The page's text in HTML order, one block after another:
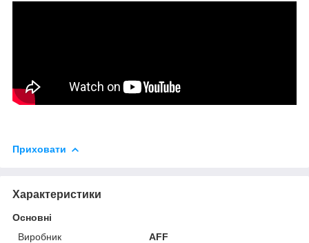
Приховати
Характеристики
Основні
Виробник
AFF